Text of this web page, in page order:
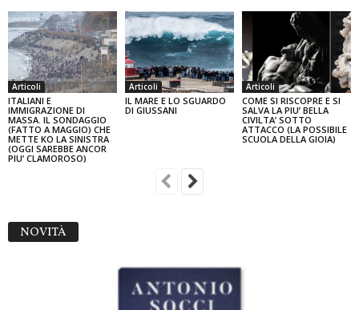
Articoli
ITALIANI E
IMMIGRAZIONE DI
MASSA. IL SONDAGGIO
(FATTO A MAGGIO) CHE
METTE KO LA SINISTRA
(OGGI SAREBBE ANCOR
PIU’ CLAMOROSO)
Articoli
IL MARE E LO SGUARDO
DI GIUSSANI
Articoli
COME SI RISCOPRE E SI
SALVA LA PIU’ BELLA
CIVILTA’ SOTTO
ATTACCO (LA POSSIBILE
SCUOLA DELLA GIOIA)
NOVITÀ